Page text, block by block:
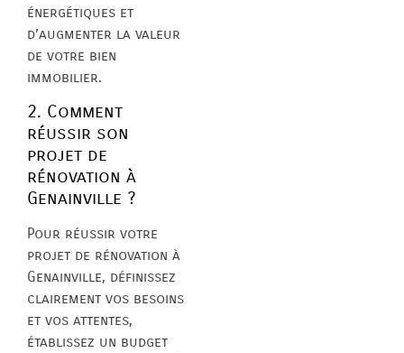
énergétiques et
d’augmenter la valeur
de votre bien
immobilier.
2. Comment
réussir son
projet de
rénovation à
Genainville ?
Pour réussir votre
projet de rénovation à
Genainville, définissez
clairement vos besoins
et vos attentes,
établissez un budget